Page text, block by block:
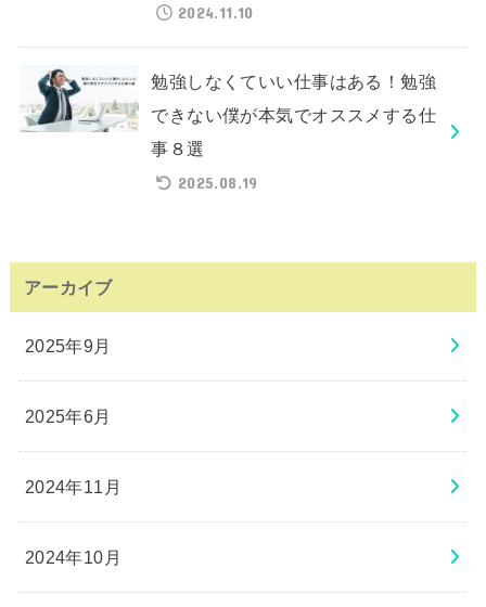
2024.11.10
勉強しなくていい仕事はある！勉強
できない僕が本気でオススメする仕
事８選
2025.08.19
アーカイブ
2025年9月
2025年6月
2024年11月
2024年10月